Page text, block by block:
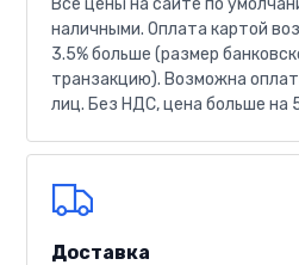
наличными. Оплата картой
3.5% больше (размер
транзакцию). Возможна
лиц. Без НДС, цена больше на
Доставка